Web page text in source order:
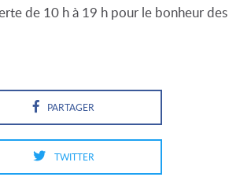
de 10 h à 19 h pour le bonheur des
PARTAGER
TWITTER